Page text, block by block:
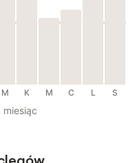
M K M C L S
miesiąc